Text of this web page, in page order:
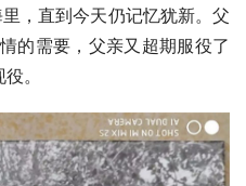
，直到今天仍记忆犹新。父
的需要，父亲又超期服役了
。